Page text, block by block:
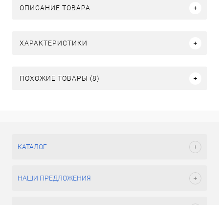
ОПИСАНИЕ ТОВАРА
ХАРАКТЕРИСТИКИ
ПОХОЖИЕ ТОВАРЫ (8)
КАТАЛОГ
НАШИ ПРЕДЛОЖЕНИЯ